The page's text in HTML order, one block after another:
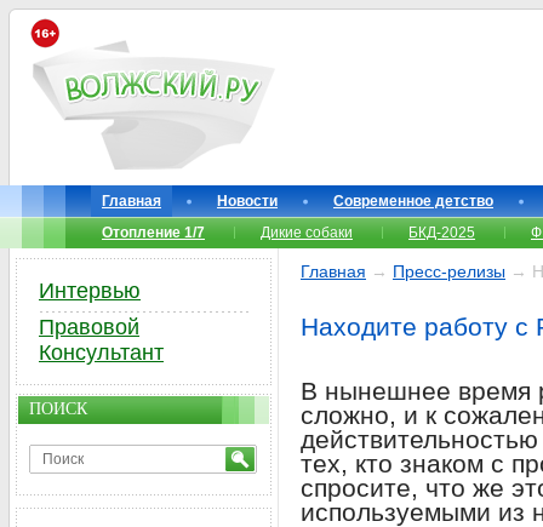
Главная Новости
Современное детство
Отопление 1/7
Дикие собаки БКД-2025
Главная → Пресс-релизы →
Находите работу с
В нынешнее время
сложно, и к
тех, кто знаком с
спросите, что же
используемыми из
Интервью
Правовой
Консультант
ПОИСК